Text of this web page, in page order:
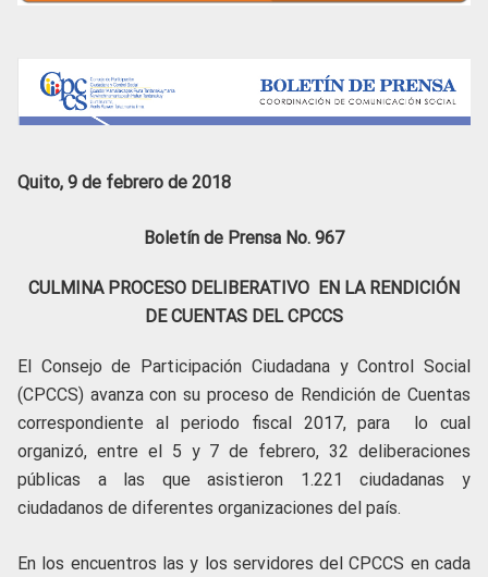
Quito, 9 de febrero de 2018
Boletín de Prensa No. 967
CULMINA PROCESO DELIBERATIVO EN LA RENDICIÓN
DE CUENTAS DEL CPCCS
El Consejo de Participación Ciudadana y Control Social
(CPCCS) avanza con su proceso de Rendición de Cuentas
correspondiente al periodo fiscal 2017, para lo cual
organizó, entre el 5 y 7 de febrero, 32 deliberaciones
públicas a las que asistieron 1.221 ciudadanas y
ciudadanos de diferentes organizaciones del país.
En los encuentros las y los servidores del CPCCS en cada